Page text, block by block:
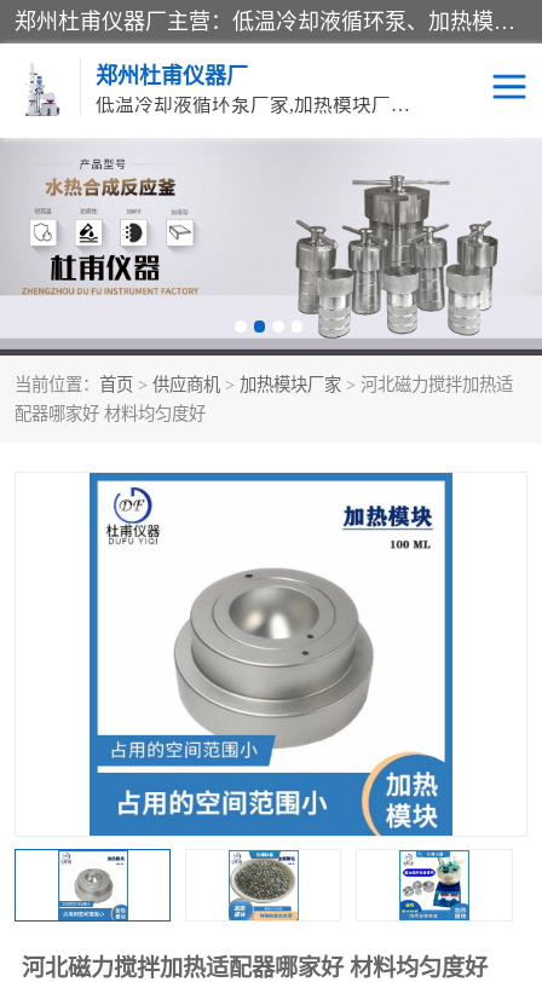
郑州杜甫仪器厂主营：低温冷却液循环泵、加热模块、水热合成反应釜、水油浴锅、旋转蒸发器、循环水真空泵等产品。郑州杜甫仪器厂在众多的教学仪器行业中依靠科技力量扬长避短、迅速发展，成为国家教委*生产教学仪器的厂家，产品具有国内良好水平，主导产品通过ISO9002质量认证。
郑州杜甫仪器厂
低温冷却液循环泵厂家,加热模块厂家,水热合成反应釜厂家,水油浴锅厂家,旋转蒸发器厂家
当前位置： 首页 > 供应商机 > 加热模块厂家 > 河北磁力搅拌加热适
配器哪家好 材料均匀度好
河北磁力搅拌加热适配器哪家好 材料均匀度好
循环水真空泵厂家 水热合成反应釜厂家
低温冷却液循环泵厂家 加热模块厂家
气流烘干器
旋转蒸发器厂家 双层玻璃反应釜10L
高温循环油浴锅母 五抽头循环水真空泵
多功能油浴锅
低温恒温反应浴槽
电动搅拌器
加热模块